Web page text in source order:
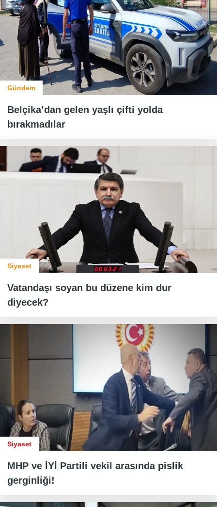
Gündem
Belçika’dan gelen yaşlı çifti yolda
bırakmadılar
Siyaset
Vatandaşı soyan bu düzene kim dur
diyecek?
Siyaset
MHP ve İYİ Partili vekil arasında pislik
gerginliği!